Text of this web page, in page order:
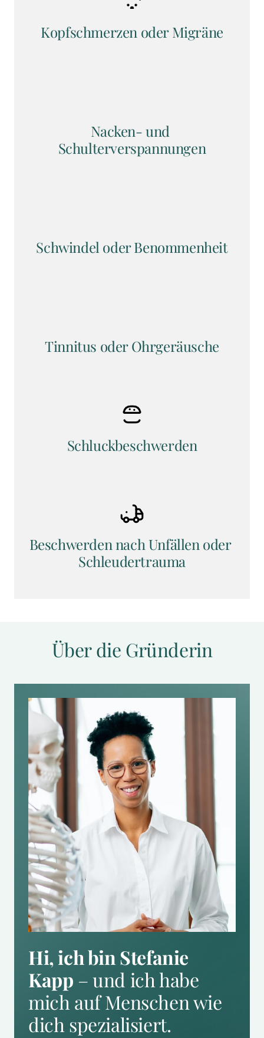
Kopfschmerzen oder Migräne
Nacken- und
Schulterverspannungen
Schwindel oder Benommenheit
Tinnitus oder Ohrgeräusche
Schluckbeschwerden
Beschwerden nach Unfällen oder
Schleudertrauma
Über die Gründerin
Hi, ich bin Stefanie
Kapp – und ich habe
mich auf Menschen wie
dich spezialisiert.